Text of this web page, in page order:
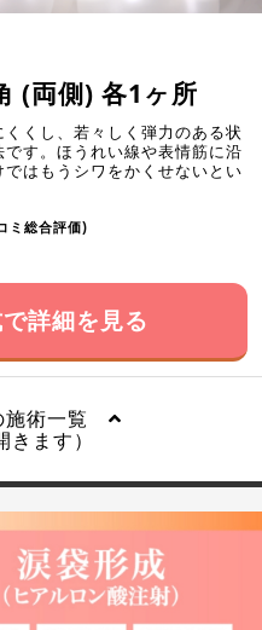
(両側) 各1ヶ所
くし、若々しく弾力のある状
す。ほうれい線や表情筋に沿
はもうシワをかくせないとい
ミ総合評価)
詳細を見る
施術一覧
きます）